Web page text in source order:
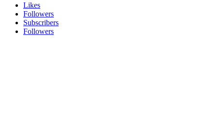
Likes
Followers
Subscribers
Followers